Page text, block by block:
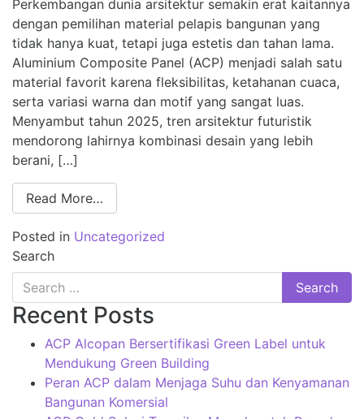
Perkembangan dunia arsitektur semakin erat kaitannya
dengan pemilihan material pelapis bangunan yang
tidak hanya kuat, tetapi juga estetis dan tahan lama.
Aluminium Composite Panel (ACP) menjadi salah satu
material favorit karena fleksibilitas, ketahanan cuaca,
serta variasi warna dan motif yang sangat luas.
Menyambut tahun 2025, tren arsitektur futuristik
mendorong lahirnya kombinasi desain yang lebih
berani, […]
Read More…
Posted in Uncategorized
Search
Recent Posts
ACP Alcopan Bersertifikasi Green Label untuk
Mendukung Green Building
Peran ACP dalam Menjaga Suhu dan Kenyamanan
Bangunan Komersial